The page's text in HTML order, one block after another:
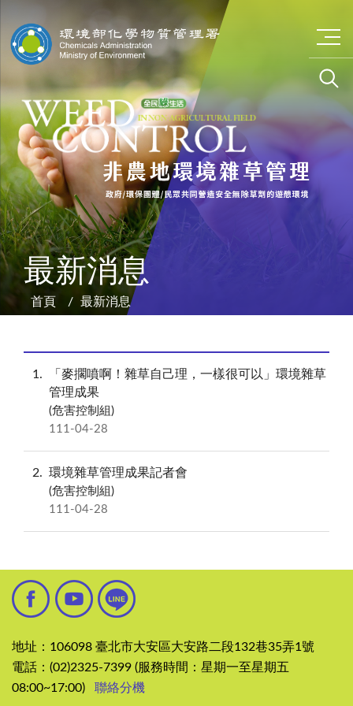
目錄選單
最新消息
首頁 最新消息
1
「麥擱噴啊！雜草自己理，一樣很可以」環境雜草
管理成果
(危害控制組)
111-04-28
2 環境雜草管理成果記者會
(危害控制組)
111-04-28
地址：106098 臺北市大安區大安路二段132巷35弄1號
電話：(02)2325-7399 (服務時間：星期一至星期五
08:00~17:00) 聯絡分機